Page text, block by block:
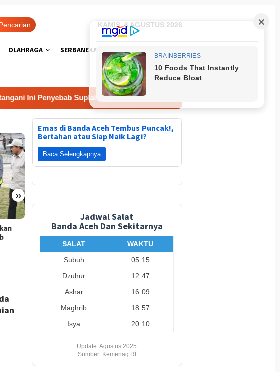
KAMIS, 6 AGUSTUS 2026
OLAHRAGA SERBANEKA FOTO
Ini Penyebab Suplai Air Terganggu
»
Gebyar Kampung Merah
Putih Berhadiah Rp150 Juta
Sosok Srikandi Humanis Di
Satgas Damai Cartenz
Emas di Banda Aceh Tembus Puncak!,
Bertahan atau Siap Naik Lagi?
Baca Selengkapnya
Jadwal Salat
Banda Aceh Dan Sekitarnya
SALAT
WAKTU
Subuh
05:15
Dzuhur
12:47
Ashar
16:09
Maghrib
18:57
Isya
20:10
Update: Agustus 2025
Sumber: Kemenag RI